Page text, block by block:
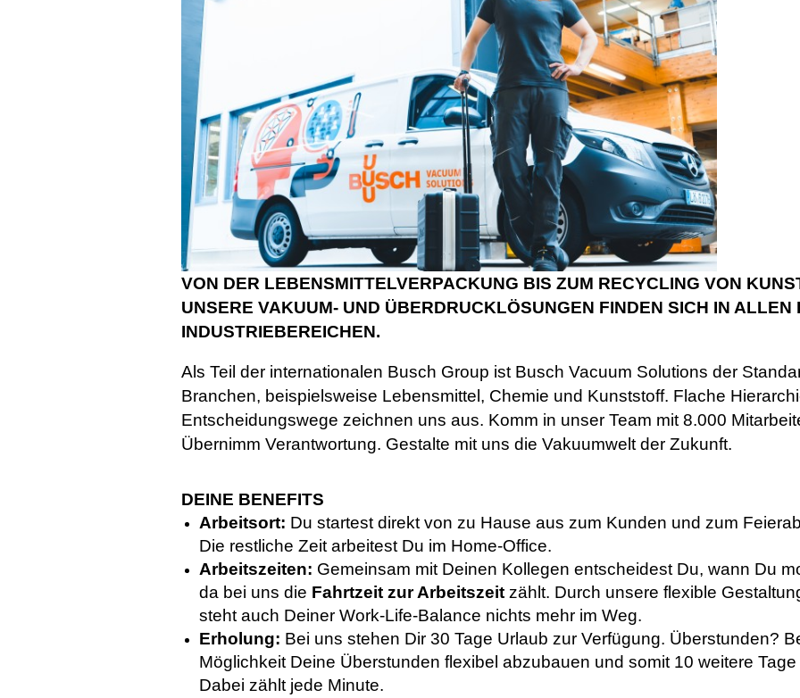
VON DER LEBENSMITTELVERPACKUNG BIS ZUM RECYCLING VON
UNSERE VAKUUM- UND ÜBERDRUCKLÖSUNGEN FINDEN SICH IN ALLEN
INDUSTRIEBEREICHEN.
Als Teil der internationalen Busch Group ist Busch Vacuum Solutions der
Branchen, beispielsweise Lebensmittel, Chemie und Kunststoff. Flache
Entscheidungswege zeichnen uns aus. Komm in unser Team mit 8.000
Übernimm Verantwortung. Gestalte mit uns die Vakuumwelt der Zukunft.
DEINE BENEFITS
Arbeitsort: Du startest direkt von zu Hause aus zum Kunden und zum
Die restliche Zeit arbeitest Du im Home-Office.
Arbeitszeiten: Gemeinsam mit Deinen Kollegen entscheidest Du, wann Du
da bei uns die Fahrtzeit zur Arbeitszeit zählt. Durch unsere flexible
steht auch Deiner Work-Life-Balance nichts mehr im Weg.
Erholung: Bei uns stehen Dir 30 Tage Urlaub zur Verfügung. Überstunden?
Möglichkeit Deine Überstunden flexibel abzubauen und somit 10 weitere
Dabei zählt jede Minute.